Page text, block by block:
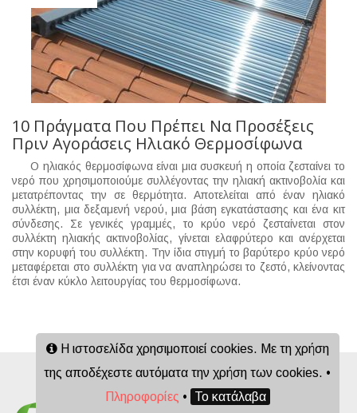
10 Πράγματα Που Πρέπει Να Προσέξεις
Πριν Αγοράσεις Ηλιακό Θερμοσίφωνα
Ο ηλιακός θερμοσίφωνα είναι μια συσκευή η οποία ζεσταίνει το
νερό που χρησιμοποιούμε συλλέγοντας την ηλιακή ακτινοβολία και
μετατρέποντας την σε θερμότητα. Αποτελείται από έναν ηλιακό
συλλέκτη, μια δεξαμενή νερού, μια βάση εγκατάστασης και ένα κιτ
σύνδεσης. Σε γενικές γραμμές, το κρύο νερό ζεσταίνεται στον
συλλέκτη ηλιακής ακτινοβολίας, γίνεται ελαφρύτερο και ανέρχεται
στην κορυφή του συλλέκτη. Την ίδια στιγμή το βαρύτερο κρύο νερό
μεταφέρεται στο συλλέκτη για να αναπληρώσει το ζεστό, κλείνοντας
έτσι έναν κύκλο λειτουργίας του θερμοσίφωνα.
Η ιστοσελίδα χρησιμοποιεί cookies. Με τη χρήση
της αποδέχεστε αυτόματα την χρήση των cookies. •
Πληροφορίες • Το κατάλαβα